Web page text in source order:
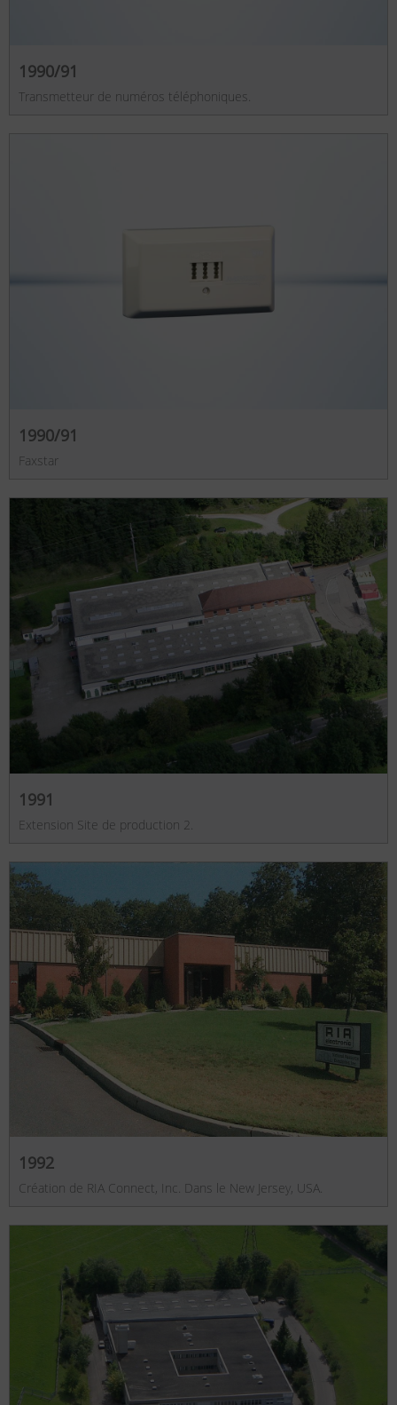
1990/91
Transmetteur de numéros téléphoniques.
1990/91
Faxstar
1991
Extension Site de production 2.
1992
Création de RIA Connect, Inc. Dans le New Jersey, USA.